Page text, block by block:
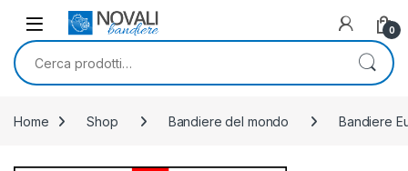
Skip to navigation
Skip to content
0
Cerca:
Home Shop Bandiere del mondo Bandiere